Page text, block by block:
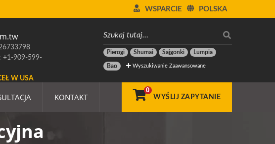
POLSKA
WSPARCIE
Pierogi Shumai Sajgonki Lumpia
Bao Wyszukiwanie Zaawansowane
+1-909-599-
W USA
KONTAKT
0
WYŚLIJ ZAPYTANIE